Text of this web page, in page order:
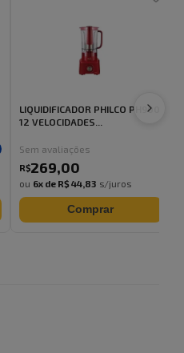
LIQUIDIFICADOR PHILCO PH900
12 VELOCIDADES...
Sem avaliações
R$269,00
ou 6x de R$ 44,83 s/juros
Comprar